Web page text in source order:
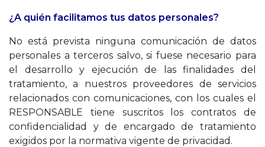
¿A quién facilitamos tus datos personales?
No está prevista ninguna comunicación de datos
personales a terceros salvo, si fuese necesario para
el desarrollo y ejecución de las finalidades del
tratamiento, a nuestros proveedores de servicios
relacionados con comunicaciones, con los cuales el
RESPONSABLE tiene suscritos los contratos de
confidencialidad y de encargado de tratamiento
exigidos por la normativa vigente de privacidad.